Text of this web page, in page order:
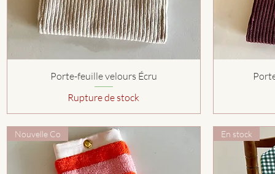
Aperçu rapide
Porte-feuille velours Écru
Rupture de stock
Nouvelle Co En stock